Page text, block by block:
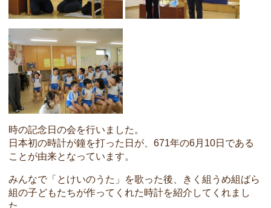
時の記念日の会を行いました。
日本初の時計が鐘を打った日が、671年の6月10日である
ことが由来となっています。
みんなで「とけいのうた」を歌った後、きく組うめ組ばら
組の子どもたちが作ってくれた時計を紹介してくれまし